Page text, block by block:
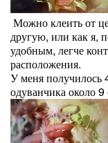
Можно клеить от
другую, или как я,
удобным, легче
расположения.
У меня получилось
одуванчика около 9